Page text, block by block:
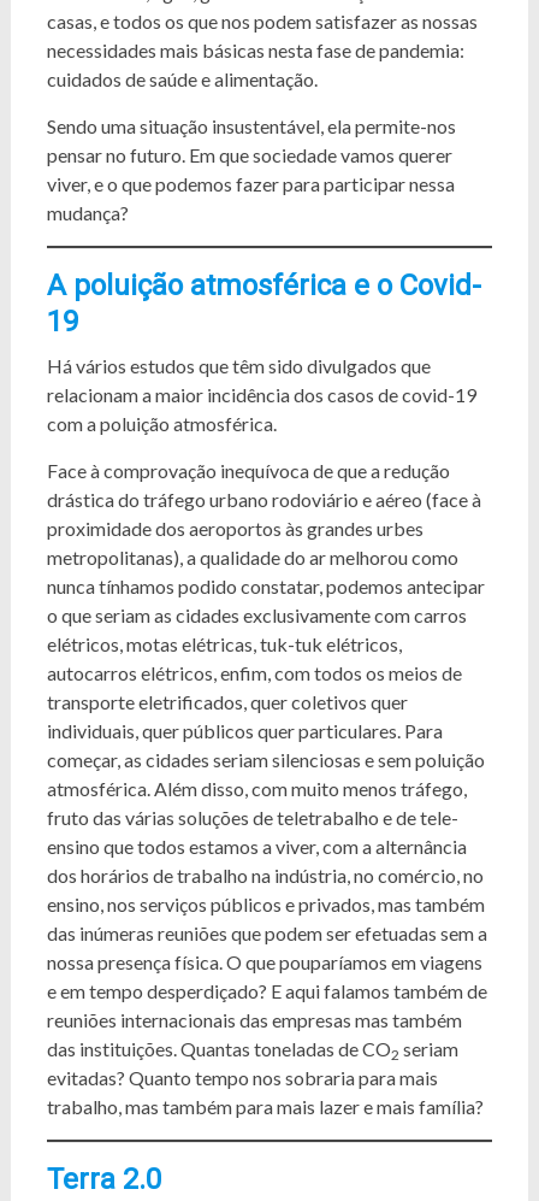
casas, e todos os que nos podem satisfazer as nossas
necessidades mais básicas nesta fase de pandemia:
cuidados de saúde e alimentação.
Sendo uma situação insustentável, ela permite-nos
pensar no futuro. Em que sociedade vamos querer
viver, e o que podemos fazer para participar nessa
mudança?
A poluição atmosférica e o Covid-
19
Há vários estudos que têm sido divulgados que
relacionam a maior incidência dos casos de covid-19
com a poluição atmosférica.
Face à comprovação inequívoca de que a redução
drástica do tráfego urbano rodoviário e aéreo (face à
proximidade dos aeroportos às grandes urbes
metropolitanas), a qualidade do ar melhorou como
nunca tínhamos podido constatar, podemos antecipar
o que seriam as cidades exclusivamente com carros
elétricos, motas elétricas, tuk-tuk elétricos,
autocarros elétricos, enfim, com todos os meios de
transporte eletrificados, quer coletivos quer
individuais, quer públicos quer particulares. Para
começar, as cidades seriam silenciosas e sem poluição
atmosférica. Além disso, com muito menos tráfego,
fruto das várias soluções de teletrabalho e de tele-
ensino que todos estamos a viver, com a alternância
dos horários de trabalho na indústria, no comércio, no
ensino, nos serviços públicos e privados, mas também
das inúmeras reuniões que podem ser efetuadas sem a
nossa presença física. O que pouparíamos em viagens
e em tempo desperdiçado? E aqui falamos também de
reuniões internacionais das empresas mas também
das instituições. Quantas toneladas de CO2 seriam
evitadas? Quanto tempo nos sobraria para mais
trabalho, mas também para mais lazer e mais família?
Terra 2.0